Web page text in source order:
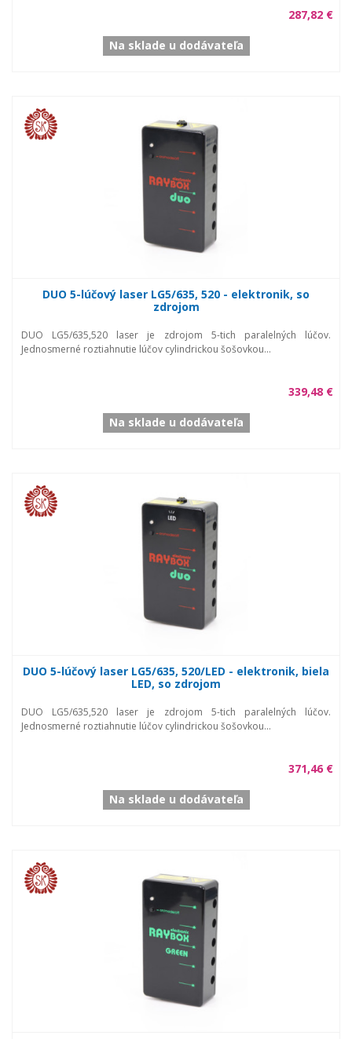
287,82 €
Na sklade u dodávateľa
DUO 5-lúčový laser LG5/635, 520 - elektronik, so
zdrojom
DUO LG5/635,520 laser je zdrojom 5-tich paralelných lúčov.
Jednosmerné roztiahnutie lúčov cylindrickou šošovkou...
339,48 €
Na sklade u dodávateľa
DUO 5-lúčový laser LG5/635, 520/LED - elektronik, biela
LED, so zdrojom
DUO LG5/635,520 laser je zdrojom 5-tich paralelných lúčov.
Jednosmerné roztiahnutie lúčov cylindrickou šošovkou...
371,46 €
Na sklade u dodávateľa